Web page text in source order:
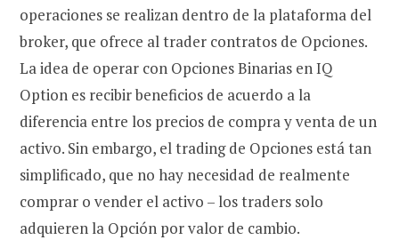
operaciones se realizan dentro de la plataforma del
broker, que ofrece al trader contratos de Opciones.
La idea de operar con Opciones Binarias en IQ
Option es recibir beneficios de acuerdo a la
diferencia entre los precios de compra y venta de un
activo. Sin embargo, el trading de Opciones está tan
simplificado, que no hay necesidad de realmente
comprar o vender el activo – los traders solo
adquieren la Opción por valor de cambio.